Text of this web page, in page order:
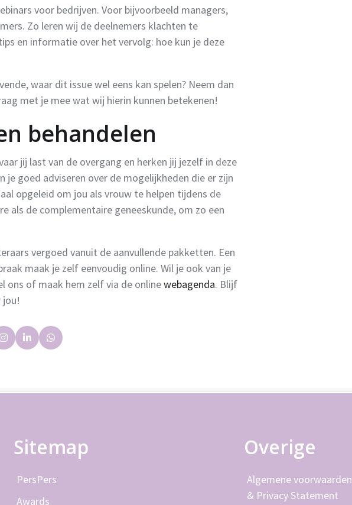
voor bedrijven. Voor bijvoorbeeld managers,
Zo leren wij de deelnemers klachten te
en informatie over het vervolg: hoe kun je deze
waar dit issue wel eens kan spelen? Neem dan
met je mee wat wij hierin kunnen betekenen!
behandelen
jij last van de overgang en herken jij jezelf in deze
je goed adviseren over de mogelijkheden die er zijn
opgeleid om jou als vrouw te helpen tijdens de
als de complementaire geneeskunde, om zo een
vergoed vanuit de aanvullende pakketten. Een
maak je zelf eenvoudig online. Wil je ook van je
ons of maak hem zelf via de onlinewebagenda. Blijf
jou!
Sitemap
PersPers
Awards
Overige
Algemene voorwaarden
& Privacy Statement